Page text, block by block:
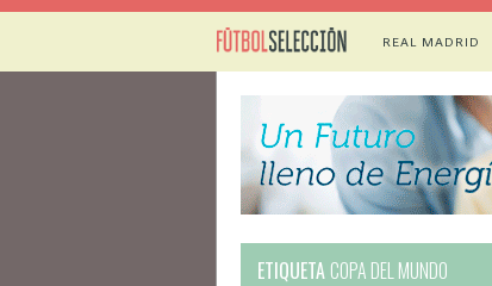
REAL MADRID
ETIQUETA COPA DEL MUNDO